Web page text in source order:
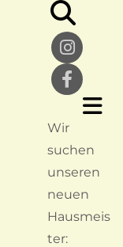
Wir
suchen
unseren
neuen
Hausmeis
ter: